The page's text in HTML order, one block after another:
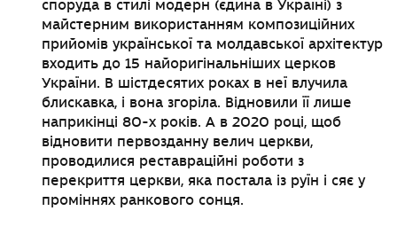
споруда в стилі модерн (єдина в Україні) з
майстерним використанням композиційних
прийомів української та молдавської архітектур
входить до 15 найоригінальніших церков
України. В шістдесятих роках в неї влучила
блискавка, і вона згоріла. Відновили її лише
наприкінці 80-х років. А в 2020 році, щоб
відновити первозданну велич церкви,
проводилися реставраційні роботи з
перекриття церкви, яка постала із руїн і сяє у
проміннях ранкового сонця.